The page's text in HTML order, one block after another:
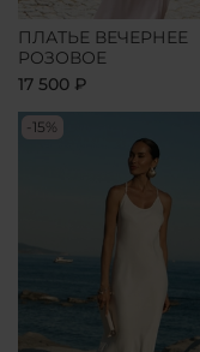
ПЛАТЬЕ ВЕЧЕРНЕЕ
РОЗОВОЕ
17 500 ₽
-15%